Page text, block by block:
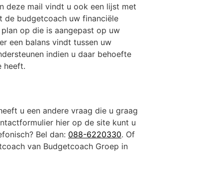
deze mail vindt u ook een lijst met
de budgetcoach uw financiële
op die is aangepast op uw
een balans vindt tussen uw
indien u daar behoefte
heeft.
u een andere vraag die u graag
hier op de site kunt u
Bel dan: 088-6220330. Of
van Budgetcoach Groep in